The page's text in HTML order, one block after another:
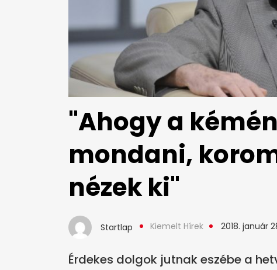
"Ahogy a
mondani,
nézek ki"
Startlap Kiemelt Hírek 2018. január
Érdekes dolgok jutnak eszébe a